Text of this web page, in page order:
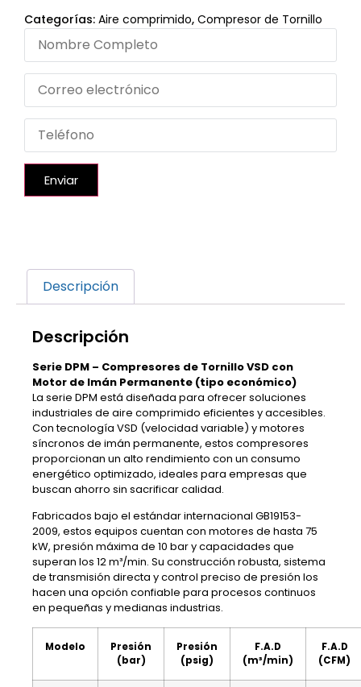
Categorías: Aire comprimido, Compresor de Tornillo
Enviar
Descripción
Descripción
Serie DPM – Compresores de Tornillo VSD con
Motor de Imán Permanente (tipo económico)
La serie DPM está diseñada para ofrecer soluciones
industriales de aire comprimido eficientes y accesibles.
Con tecnología VSD (velocidad variable) y motores
síncronos de imán permanente, estos compresores
proporcionan un alto rendimiento con un consumo
energético optimizado, ideales para empresas que
buscan ahorro sin sacrificar calidad.
Fabricados bajo el estándar internacional GB19153-
2009, estos equipos cuentan con motores de hasta 75
kW, presión máxima de 10 bar y capacidades que
superan los 12 m³/min. Su construcción robusta, sistema
de transmisión directa y control preciso de presión los
hacen una opción confiable para procesos continuos
en pequeñas y medianas industrias.
Modelo
Presión
(bar)
Presión
(psig)
F.A.D
(m³/min)
F.A.D
(CFM)